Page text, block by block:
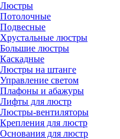
Люстры
Потолочные
Подвесные
Хрустальные люстры
Большие люстры
Каскадные
Люстры на штанге
Управление светом
Плафоны и абажуры
Лифты для люстр
Люстры-вентиляторы
Крепления для люстр
Основания для люстр